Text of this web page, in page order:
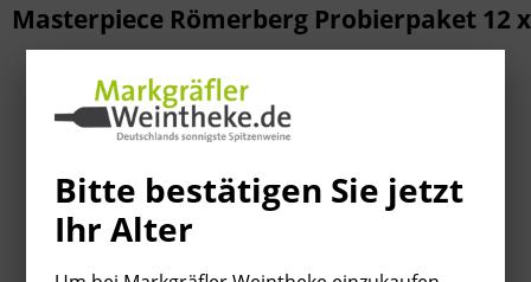
Masterpiece Römerberg Probierpaket 12
Bitte bestätigen Sie jetzt
Ihr Alter